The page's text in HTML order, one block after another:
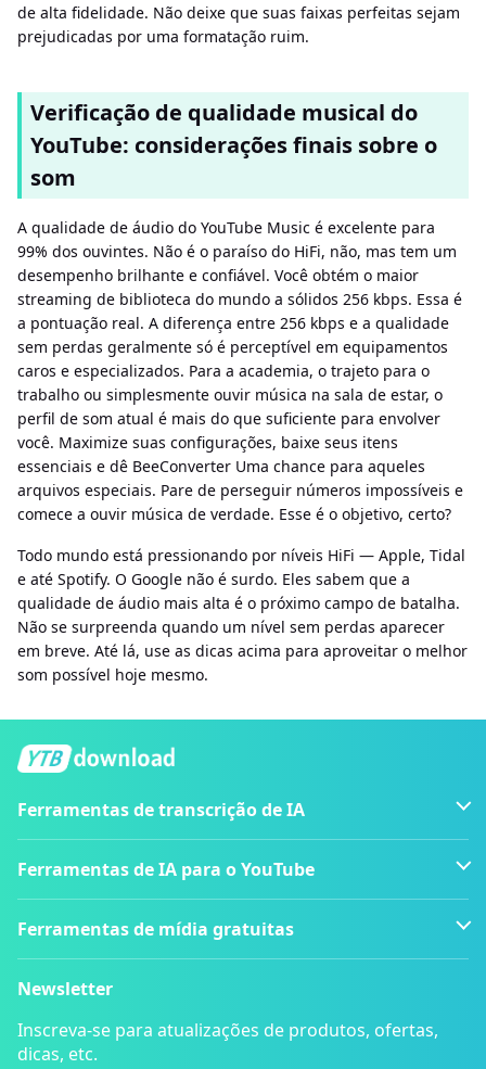
de alta fidelidade. Não deixe que suas faixas perfeitas sejam
prejudicadas por uma formatação ruim.
Verificação de qualidade musical do
YouTube: considerações finais sobre o
som
A qualidade de áudio do YouTube Music é excelente para
99% dos ouvintes. Não é o paraíso do HiFi, não, mas tem um
desempenho brilhante e confiável. Você obtém o maior
streaming de biblioteca do mundo a sólidos 256 kbps. Essa é
a pontuação real. A diferença entre 256 kbps e a qualidade
sem perdas geralmente só é perceptível em equipamentos
caros e especializados. Para a academia, o trajeto para o
trabalho ou simplesmente ouvir música na sala de estar, o
perfil de som atual é mais do que suficiente para envolver
você. Maximize suas configurações, baixe seus itens
essenciais e dê BeeConverter Uma chance para aqueles
arquivos especiais. Pare de perseguir números impossíveis e
comece a ouvir música de verdade. Esse é o objetivo, certo?
Todo mundo está pressionando por níveis HiFi — Apple, Tidal
e até Spotify. O Google não é surdo. Eles sabem que a
qualidade de áudio mais alta é o próximo campo de batalha.
Não se surpreenda quando um nível sem perdas aparecer
em breve. Até lá, use as dicas acima para aproveitar o melhor
som possível hoje mesmo.
Ferramentas de transcrição de IA
Ferramentas de IA para o YouTube
Ferramentas de mídia gratuitas
Newsletter
Inscreva-se para atualizações de produtos, ofertas,
dicas, etc.